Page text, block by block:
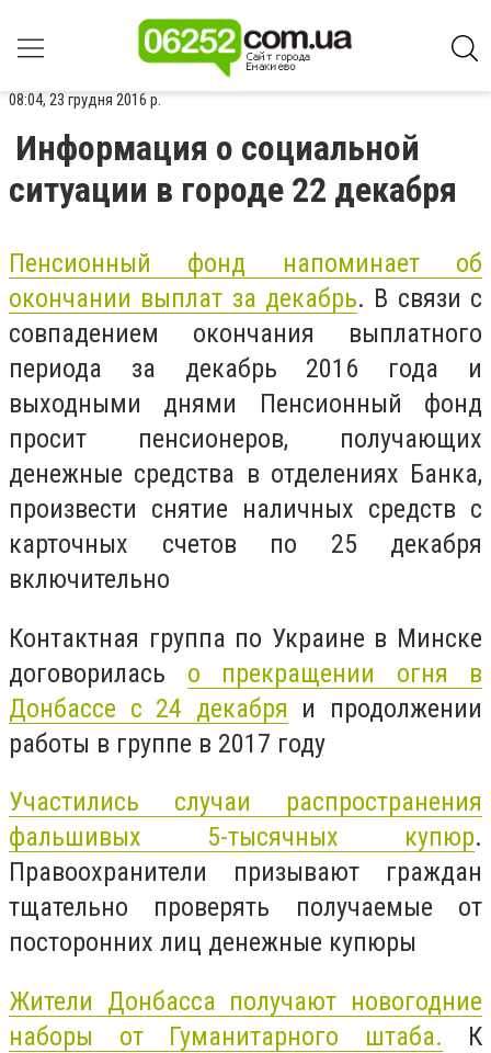
08:04, 23 грудня 2016 р.
Информация о социальной
ситуации в городе 22 декабря
Пенсионный фонд напоминает об
окончании выплат за декабрь. В связи с
совпадением окончания выплатного
периода за декабрь 2016 года и
выходными днями Пенсионный фонд
просит пенсионеров, получающих
денежные средства в отделениях Банка,
произвести снятие наличных средств с
карточных счетов по 25 декабря
включительно
Контактная группа по Украине в Минске
договорилась о прекращении огня в
Донбассе с 24 декабря и продолжении
работы в группе в 2017 году
Участились случаи распространения
фальшивых 5-тысячных купюр.
Правоохранители призывают граждан
тщательно проверять получаемые от
посторонних лиц денежные купюры
Жители Донбасса получают новогодние
наборы от Гуманитарного штаба. К